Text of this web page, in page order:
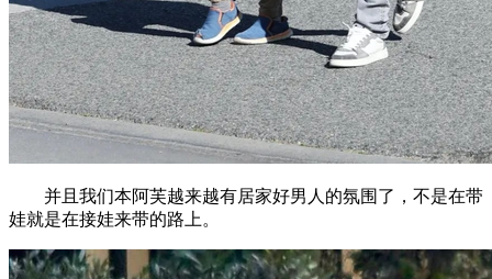
并且我们本阿芙越来越有居家好男人的氛围了，不是在带
娃就是在接娃来带的路上。